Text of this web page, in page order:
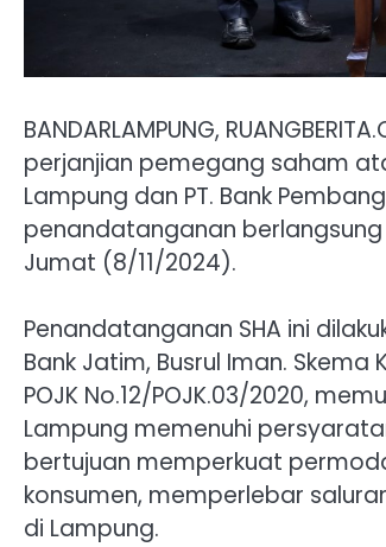
BANDARLAMPUNG,
perjanjian pemegang saham
Lampung dan PT. Bank
penandatanganan berlangsung
Jumat (8/11/2024).
Penandatanganan SHA ini
Bank Jatim, Busrul Iman.
POJK No.12/POJK.03/2020,
Lampung memenuhi
bertujuan memperkuat
konsumen, memperlebar
di Lampung.